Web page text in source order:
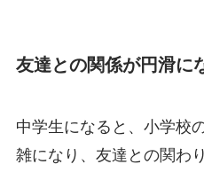
友達との関係が円滑に
中学生になると、小学校
雑になり、友達との関わ